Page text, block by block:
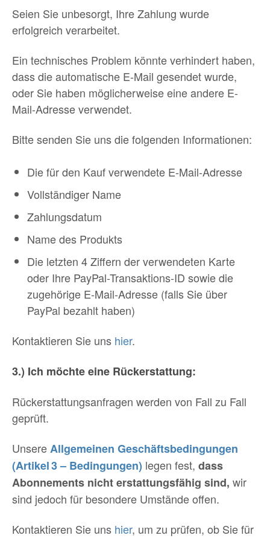
Seien Sie unbesorgt, Ihre Zahlung wurde
erfolgreich verarbeitet.
Ein technisches Problem könnte verhindert haben,
dass die automatische E-Mail gesendet wurde,
oder Sie haben möglicherweise eine andere E-
Mail-Adresse verwendet.
Bitte senden Sie uns die folgenden Informationen:
Die für den Kauf verwendete E-Mail-Adresse
Vollständiger Name
Zahlungsdatum
Name des Produkts
Die letzten 4 Ziffern der verwendeten Karte
oder Ihre PayPal-Transaktions-ID sowie die
zugehörige E-Mail-Adresse (falls Sie über
PayPal bezahlt haben)
Kontaktieren Sie uns hier.
3.) Ich möchte eine Rückerstattung:
Rückerstattungsanfragen werden von Fall zu Fall
geprüft.
UnsereAllgemeinen Geschäftsbedingungen
(Artikel 3 – Bedingungen) legen fest, dass
Abonnements nicht erstattungsfähig sind, wir
sind jedoch für besondere Umstände offen.
Kontaktieren Sie uns hier, um zu prüfen, ob Sie für